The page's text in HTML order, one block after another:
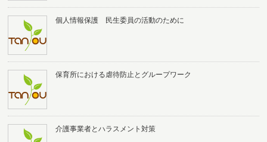
個人情報保護 民生委員の活動のために
保育所における虐待防止とグループワーク
介護事業者とハラスメント対策